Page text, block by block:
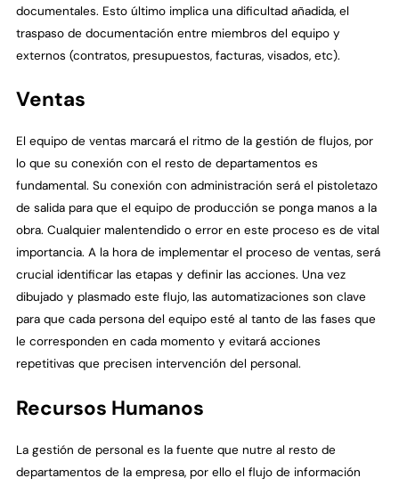
documentales. Esto último implica una dificultad añadida, el
traspaso de documentación entre miembros del equipo y
externos (contratos, presupuestos, facturas, visados, etc).
Ventas
El equipo de ventas marcará el ritmo de la gestión de flujos, por
lo que su conexión con el resto de departamentos es
fundamental. Su conexión con administración será el pistoletazo
de salida para que el equipo de producción se ponga manos a la
obra. Cualquier malentendido o error en este proceso es de vital
importancia. A la hora de implementar el proceso de ventas, será
crucial identificar las etapas y definir las acciones. Una vez
dibujado y plasmado este flujo, las automatizaciones son clave
para que cada persona del equipo esté al tanto de las fases que
le corresponden en cada momento y evitará acciones
repetitivas que precisen intervención del personal.
Recursos Humanos
La gestión de personal es la fuente que nutre al resto de
departamentos de la empresa, por ello el flujo de información